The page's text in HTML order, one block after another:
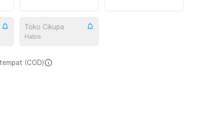
Toko Cikupa
Habis
(COD)